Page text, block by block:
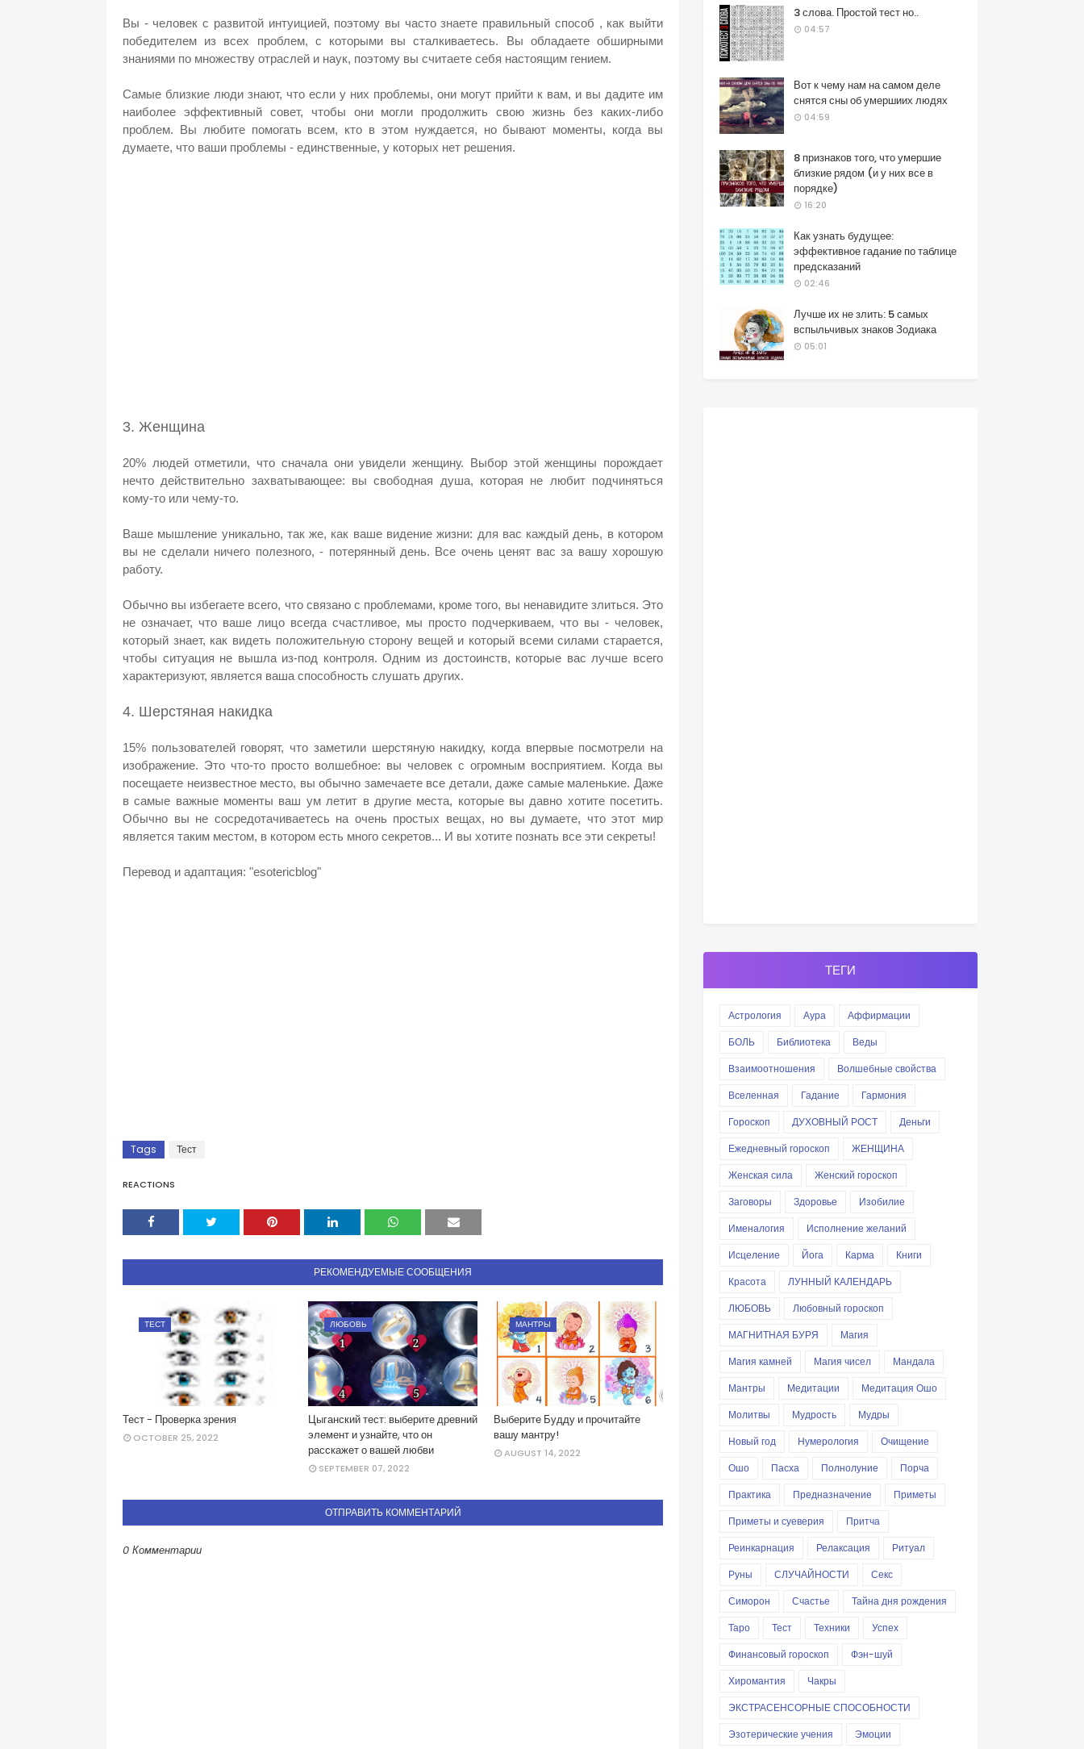
Вы - человек с развитой интуицией, поэтому вы часто знаете правильный способ , как выйти
победителем из всех проблем, с которыми вы сталкиваетесь. Вы обладаете обширными
знаниями по множеству отраслей и наук, поэтому вы считаете себя настоящим гением.
Самые близкие люди знают, что если у них проблемы, они могут прийти к вам, и вы дадите им
наиболее эффективный совет, чтобы они могли продолжить свою жизнь без каких-либо
проблем. Вы любите помогать всем, кто в этом нуждается, но бывают моменты, когда вы
думаете, что ваши проблемы - единственные, у которых нет решения.
3. Женщина
20% людей отметили, что сначала они увидели женщину. Выбор этой женщины порождает
нечто действительно захватывающее: вы свободная душа, которая не любит подчиняться
кому-то или чему-то.
Ваше мышление уникально, так же, как ваше видение жизни: для вас каждый день, в котором
вы не сделали ничего полезного, - потерянный день. Все очень ценят вас за вашу хорошую
работу.
Обычно вы избегаете всего, что связано с проблемами, кроме того, вы ненавидите злиться. Это
не означает, что ваше лицо всегда счастливое, мы просто подчеркиваем, что вы - человек,
который знает, как видеть положительную сторону вещей и который всеми силами старается,
чтобы ситуация не вышла из-под контроля. Одним из достоинств, которые вас лучше всего
характеризуют, является ваша способность слушать других.
4. Шерстяная накидка
15% пользователей говорят, что заметили шерстяную накидку, когда впервые посмотрели на
изображение. Это что-то просто волшебное: вы человек с огромным восприятием. Когда вы
посещаете неизвестное место, вы обычно замечаете все детали, даже самые маленькие. Даже
в самые важные моменты ваш ум летит в другие места, которые вы давно хотите посетить.
Обычно вы не сосредотачиваетесь на очень простых вещах, но вы думаете, что этот мир
является таким местом, в котором есть много секретов... И вы хотите познать все эти секреты!
Перевод и адаптация: "esotericblog"
Tags Тест
REACTIONS
РЕКОМЕНДУЕМЫЕ СООБЩЕНИЯ
ТЕСТ
Тест - Проверка зрения
OCTOBER 25, 2022
ЛЮБОВЬ
Цыганский тест: выберите древний
элемент и узнайте, что он
расскажет о вашей любви
SEPTEMBER 07, 2022
МАНТРЫ
Выберите Будду и прочитайте
вашу мантру!
AUGUST 14, 2022
ОТПРАВИТЬ КОММЕНТАРИЙ
0 Комментарии
3 слова. Простой тест но..
04:57
Вот к чему нам на самом деле
снятся сны об умершиих людях
04:59
8 признаков того, что умершие
близкие рядом (и у них все в
порядке)
16:20
Как узнать будущее:
эффективное гадание по таблице
предсказаний
02:46
Лучше их не злить: 5 самых
вспыльчивых знаков Зодиака
05:01
ТЕГИ
Астрология Аура
Аффирмации
БОЛЬ
Библиотека
Веды
Взаимоотношения
Волшебные свойства
Вселенная
Гадание
Гармония
Гороскоп
ДУХОВНЫЙ РОСТ
Деньги
Ежедневный гороскоп
ЖЕНЩИНА
Женская сила
Женский гороскоп
Заговоры
Здоровье
Изобилие
Именалогия
Исполнение желаний
Исцеление
Йога Карма
Книги
Красота
ЛУННЫЙ КАЛЕНДАРЬ
ЛЮБОВЬ
Любовный гороскоп
МАГНИТНАЯ БУРЯ
Магия
Магия камней
Магия чисел
Мандала
Мантры
Медитации
Медитация Ошо
Молитвы
Мудрость
Мудры
Новый год
Нумерология
Очищение
Ошо
Пасха Полнолуние
Порча
Практика
Предназначение
Приметы
Приметы и суеверия
Притча
Реинкарнация
Релаксация
Ритуал
Руны
СЛУЧАЙНОСТИ
Секс
Симорон
Счастье
Тайна дня рождения
Таро
Тест Техники
Успех
Финансовый гороскоп
Фэн-шуй
Хиромантия
Чакры
ЭКСТРАСЕНСОРНЫЕ СПОСОБНОСТИ
Эзотерические учения
Эмоции